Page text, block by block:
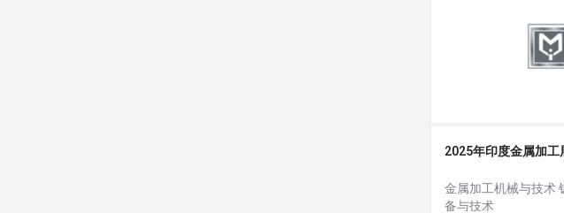
2025年印度金属加
金属加工机械与技术
备与技术